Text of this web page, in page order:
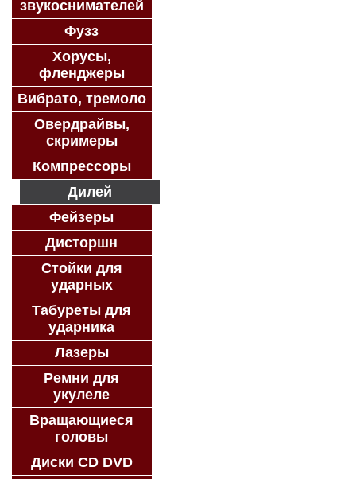
звукоснимателей
Фузз
Хорусы,
фленджеры
Вибрато, тремоло
Овердрайвы,
скримеры
Компрессоры
Дилей
Фейзеры
Дисторшн
Стойки для
ударных
Табуреты для
ударника
Лазеры
Ремни для
укулеле
Вращающиеся
головы
Диски CD DVD